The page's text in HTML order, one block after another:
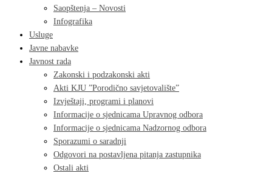
Saopštenja – Novosti
Infografika
Usluge
Javne nabavke
Javnost rada
Zakonski i podzakonski akti
Akti KJU ”Porodično savjetovalište”
Izvještaji, programi i planovi
Informacije o sjednicama Upravnog odbora
Informacije o sjednicama Nadzornog odbora
Sporazumi o saradnji
Odgovori na postavljena pitanja zastupnika
Ostali akti